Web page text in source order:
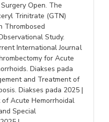
Open. The
Trinitrate (GTN)
Thrombosed
Study.
International Journal
for Acute
Diakses pada
and Treatment of
Diakses pada 2025 |
Acute Hemorrhoidal
Special